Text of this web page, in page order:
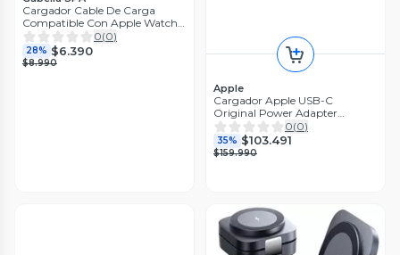
Cargador Cable De Carga
Compatible Con Apple Watch
Series
0(0)
28% $6.390
$8.990
Apple
Cargador Apple USB-C
Original Power Adapter
Universal 70W0(0)
35% $103.491
$159.990